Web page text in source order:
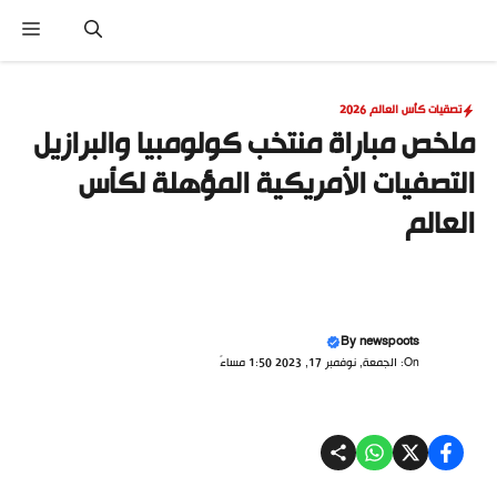
المحتوى
تصقيات كأس العالم 2026
ملخص مباراة منتخب كولومبيا والبرازيل
التصفيات الأمريكية المؤهلة لكأس
العالم
Bynewspoots
On: الجمعة, نوفمبر 17, 2023 1:50 مساءً